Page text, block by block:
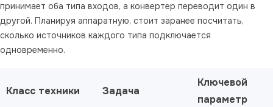
принимает оба типа входов, а конвертер переводит один в
другой. Планируя аппаратную, стоит заранее посчитать,
сколько источников каждого типа подключается
одновременно.
Класс техники Задача
Ключевой
параметр